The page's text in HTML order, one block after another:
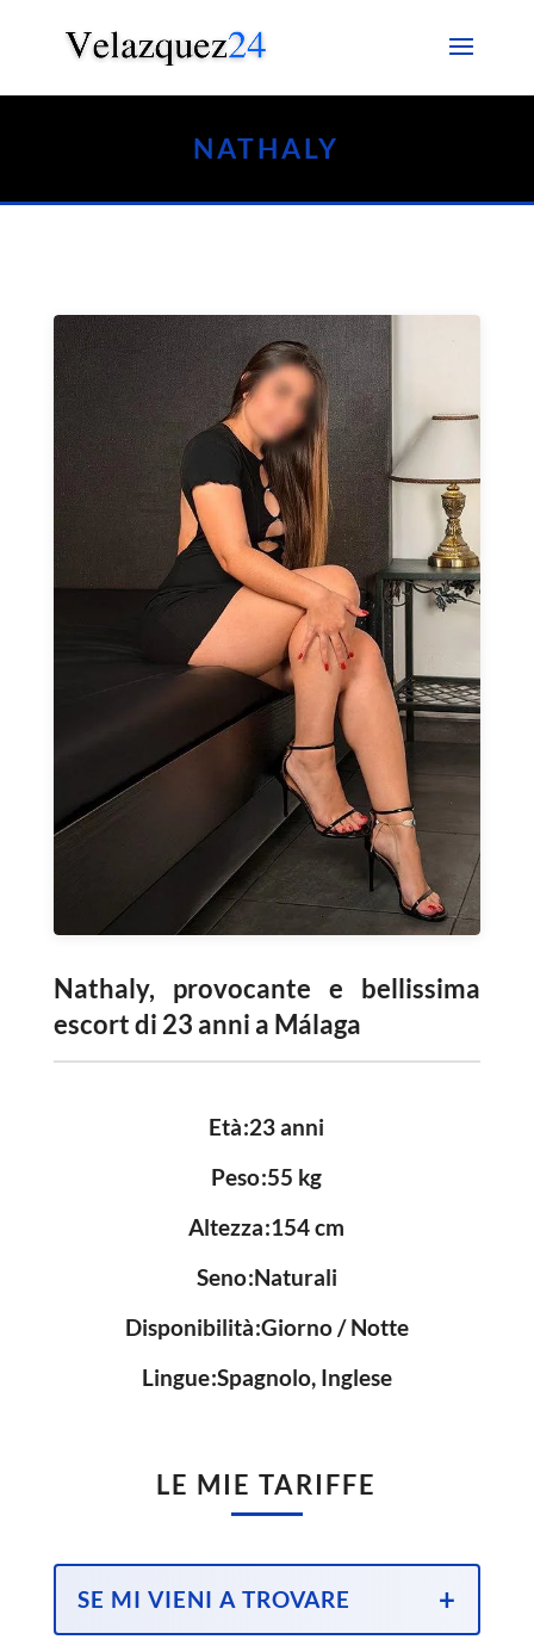
NATHALY
Nathaly, provocante e bellissima
escort di 23 anni a Málaga
Età 23 anni
Peso 55 kg
Altezza 154 cm
Seno Naturali
Disponibilità Giorno / Notte
Lingue Spagnolo, Inglese
LE MIE TARIFFE
SE MI VIENI A TROVARE